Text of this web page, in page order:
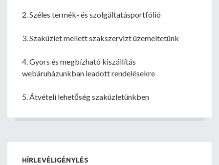
2. Széles termék- és szolgáltatásportfólió
3. Szaküzlet mellett szakszervizt üzemeltetünk
4. Gyors és megbízható kiszállítás
webáruházunkban leadott rendelésekre
5. Átvételi lehetőség szaküzletünkben
HÍRLEVÉLIGÉNYLÉS